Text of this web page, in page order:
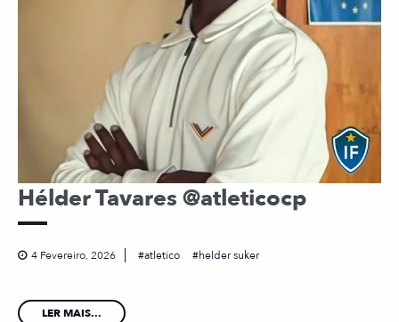
Hélder Tavares @atleticocp
4 Fevereiro, 2026 atletico helder suker
LER MAIS...